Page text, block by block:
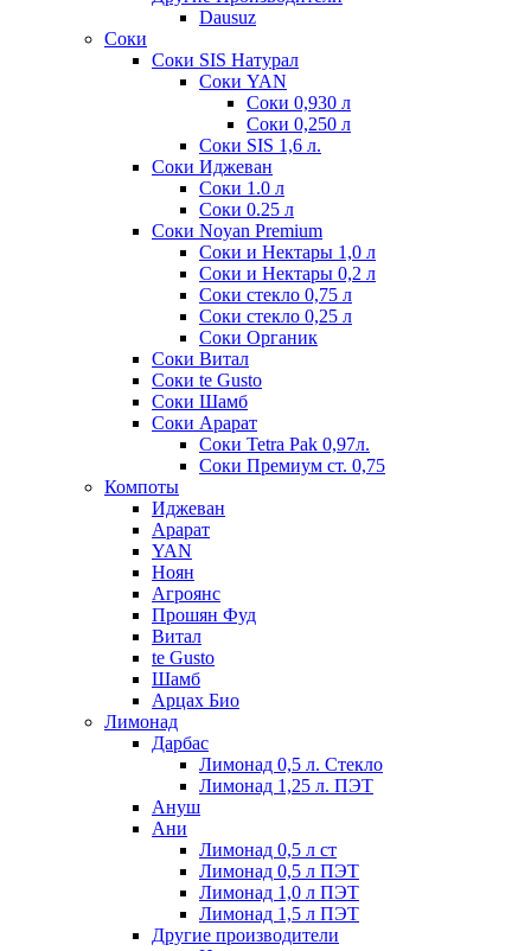
Dausuz
Соки
Соки SIS Натурал
Соки YAN
Соки 0,930 л
Соки 0,250 л
Соки SIS 1,6 л.
Соки Иджеван
Соки 1.0 л
Соки 0.25 л
Соки Noyan Premium
Соки и Нектары 1,0 л
Соки и Нектары 0,2 л
Соки стекло 0,75 л
Соки стекло 0,25 л
Соки Органик
Соки Витал
Соки te Gusto
Соки Шамб
Соки Арарат
Соки Tetra Pak 0,97л.
Соки Премиум ст. 0,75
Компоты
Иджеван
Арарат
YAN
Ноян
Агроянс
Прошян Фуд
Витал
te Gusto
Шамб
Арцах Био
Лимонад
Дарбас
Лимонад 0,5 л. Стекло
Лимонад 1,25 л. ПЭТ
Ануш
Ани
Лимонад 0,5 л ст
Лимонад 0,5 л ПЭТ
Лимонад 1,0 л ПЭТ
Лимонад 1,5 л ПЭТ
Другие производители